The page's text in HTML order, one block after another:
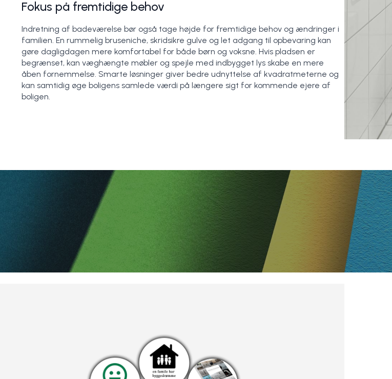
Fokus på fremtidige behov
Indretning af badeværelse bør også tage højde for fremtidige behov og ændringer i
familien. En rummelig bruseniche, skridsikre gulve og let adgang til opbevaring kan
gøre dagligdagen mere komfortabel for både børn og voksne. Hvis pladsen er
begrænset, kan væghængte møbler og spejle med indbygget lys skabe en mere
åben fornemmelse. Smarte løsninger giver bedre udnyttelse af kvadratmeterne og
kan samtidig øge boligens samlede værdi på længere sigt for kommende ejere af
boligen.